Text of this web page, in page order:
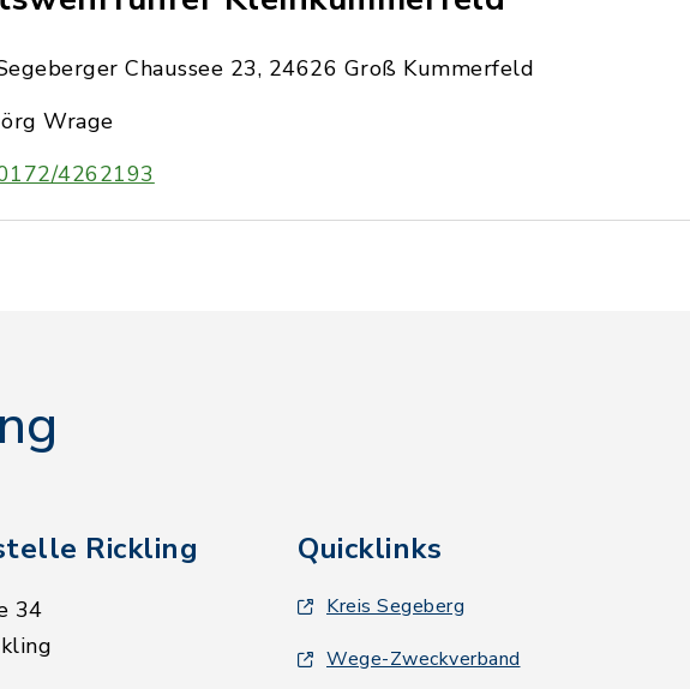
Chaussee 23, 24626 Groß Kummerfeld
Wrage
4262193
Rickling
34
Quicklinks
Kreis Segeberg
Wege-Zweckverband